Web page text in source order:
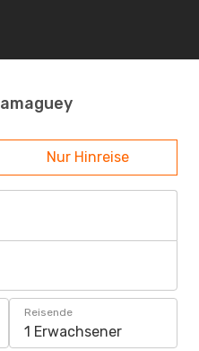
Nur Hinreise
Reisende
1 Erwachsener